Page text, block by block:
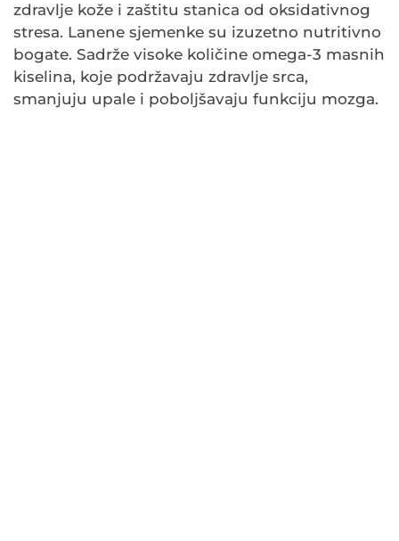
zdravlje kože i zaštitu stanica od oksidativnog
stresa. Lanene sjemenke su izuzetno nutritivno
bogate. Sadrže visoke količine omega-3 masnih
kiselina, koje podržavaju zdravlje srca,
smanjuju upale i poboljšavaju funkciju mozga.